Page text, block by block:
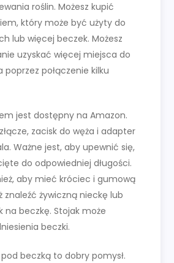
roślin. Możesz kupić
który może być użyty do
lub więcej beczek. Możesz
uzyskać więcej miejsca do
połączenie kilku
jest dostępny na Amazon.
zacisk do węża i adapter
Ważne jest, aby upewnić się,
do odpowiedniej długości.
aby mieć króciec i gumową
znaleźć żywiczną nieckę lub
na beczkę. Stojak może
beczki.
beczką to dobry pomysł.